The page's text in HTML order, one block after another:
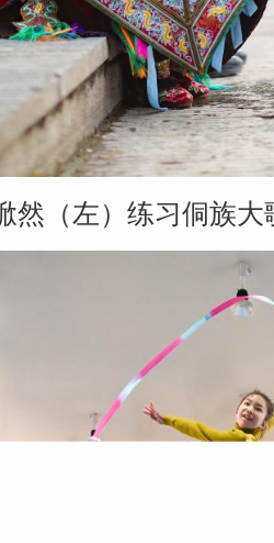
（左）练习侗族大